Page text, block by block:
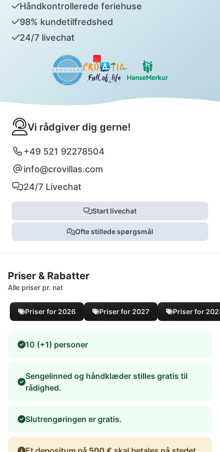
Håndkontrollerede feriehuse
98% kundetilfredshed
24/7 livechat
Vi rådgiver dig gerne!
+49 521 92278504
info@crovillas.com
24/7 Livechat
Start livechat
Ofte stillede spørgsmål
Priser & Rabatter
Alle priser pr. nat
Priser for 2026 Priser for 2027 Priser for
10 (+1) personer
Sengelinned og håndklæder stilles gratis til
rådighed.
Slutrengøringen er gratis.